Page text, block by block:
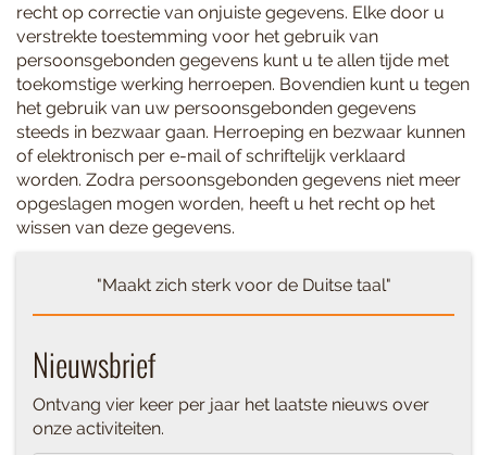
recht op correctie van onjuiste gegevens. Elke door u
verstrekte toestemming voor het gebruik van
persoonsgebonden gegevens kunt u te allen tijde met
toekomstige werking herroepen. Bovendien kunt u tegen
het gebruik van uw persoonsgebonden gegevens
steeds in bezwaar gaan. Herroeping en bezwaar kunnen
of elektronisch per e-mail of schriftelijk verklaard
worden. Zodra persoonsgebonden gegevens niet meer
opgeslagen mogen worden, heeft u het recht op het
wissen van deze gegevens.
"Maakt zich sterk voor de Duitse taal"
Nieuwsbrief
Ontvang vier keer per jaar het laatste nieuws over
onze activiteiten.